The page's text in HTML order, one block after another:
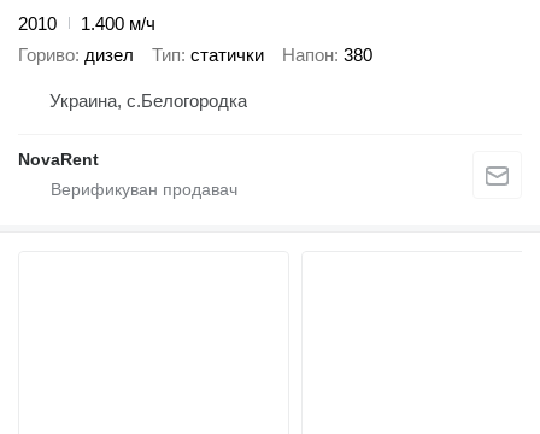
2010
1.400 м/ч
Гориво дизел Тип статички Напон 380
Украина, с.Белогородка
NovaRent